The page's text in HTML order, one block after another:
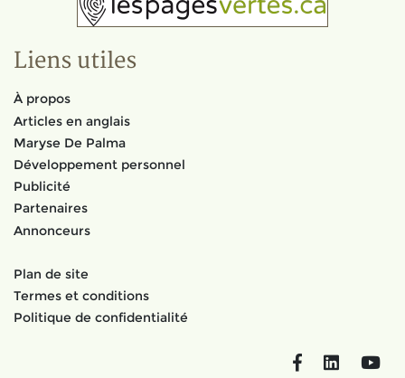
Liens utiles
À propos
Articles en anglais
Maryse De Palma
Développement personnel
Publicité
Partenaires
Annonceurs
Plan de site
Termes et conditions
Politique de confidentialité
FacebookLinkedIn